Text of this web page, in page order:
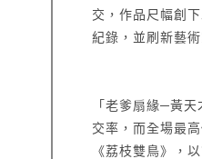
交，作品尺幅創
紀錄，並刷新藝
「老爹扇緣─黃
交率，而全場最
《荔枝雙鳥》，